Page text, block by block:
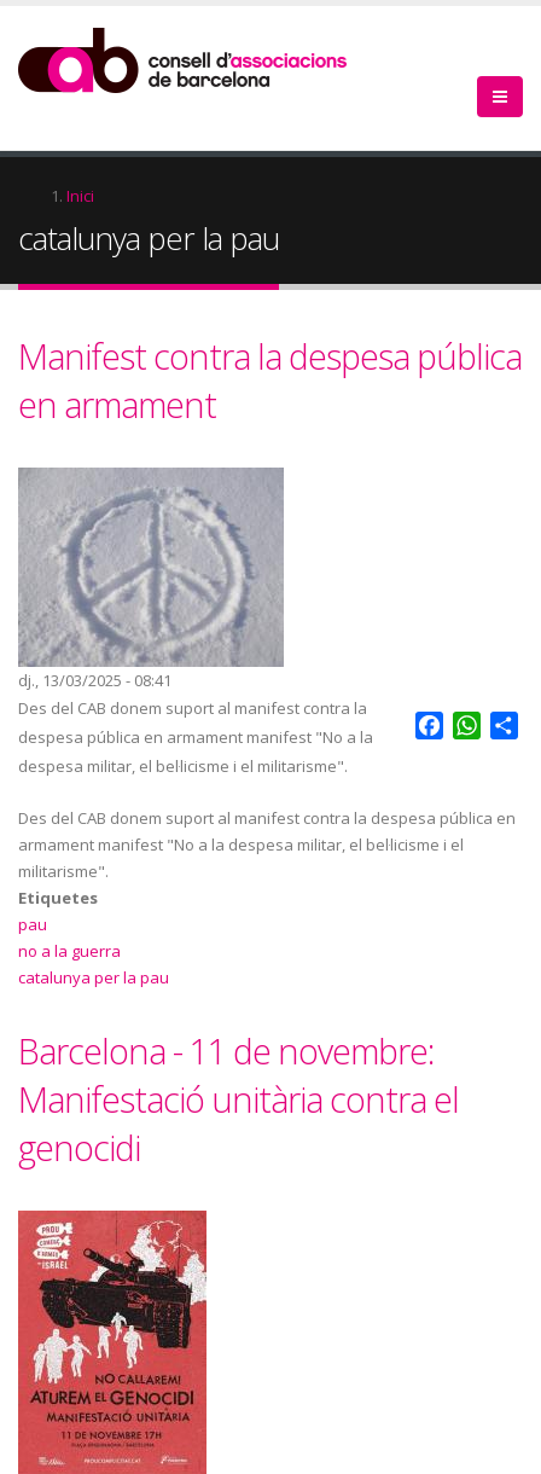
contingut
d'Ariadna
Inici
catalunya per la pau
Manifest contra la despesa pública
en armament
dj., 13/03/2025 - 08:41
Facebook
Des del CAB donem suport al manifest contra la
despesa pública en armament manifest "No a la
despesa militar, el bel·licisme i el militarisme".
Des del CAB donem suport al manifest contra la despesa pública en
armament manifest "No a la despesa militar, el bel·licisme i el
militarisme".
Etiquetes
pau
no a la guerra
catalunya per la pau
Barcelona - 11 de novembre:
Manifestació unitària contra el
genocidi